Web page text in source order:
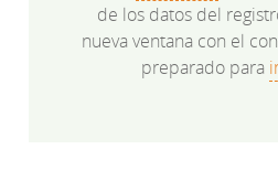
de los datos del
nueva ventana con el
preparado para